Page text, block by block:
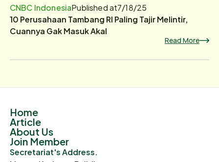
CNBC IndonesiaPublished at7/18/25
10 Perusahaan Tambang RI Paling Tajir Melintir,
Cuannya Gak Masuk Akal
Read More
Home
Article
About Us
Join Member
Secretariat's Address.